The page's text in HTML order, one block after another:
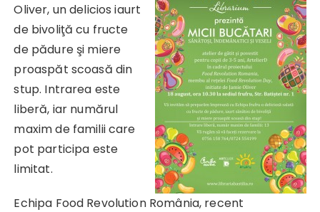
Oliver, un delicios iaurt
de bivoliţă cu fructe
de pădure şi miere
proaspăt scoasă din
stup. Intrarea este
liberă, iar numărul
maxim de familii care
pot participa este
limitat.
Echipa Food Revolution România, recent